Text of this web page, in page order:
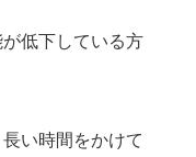
低下している方
い時間をかけて